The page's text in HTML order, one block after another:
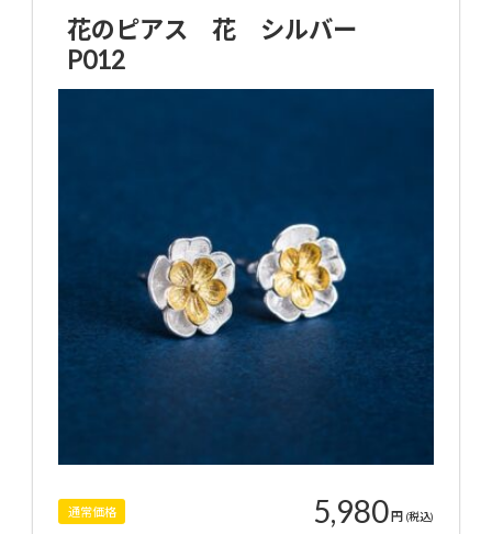
花のピアス 花 シルバー
P012
通常価格 5,980円 (税込)